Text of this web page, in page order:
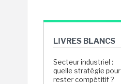
LIVRES BLANCS
Secteur industriel :
quelle stratégie pour
rester compétitif ?